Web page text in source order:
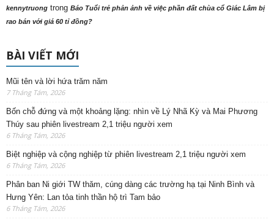
kennytruong trong Báo Tuổi trẻ phản ảnh về việc phần đất chùa cổ Giác Lâm bị
rao bán với giá 60 tỉ đồng?
BÀI VIẾT MỚI
Mũi tên và lời hứa trăm năm
7 Tháng Tám, 2026
Bốn chỗ đứng và một khoảng lặng: nhìn về Lý Nhã Kỳ và Mai Phương
Thúy sau phiên livestream 2,1 triệu người xem
6 Tháng Tám, 2026
Biệt nghiệp và cộng nghiệp từ phiên livestream 2,1 triệu người xem
6 Tháng Tám, 2026
Phân ban Ni giới TW thăm, cúng dàng các trường hạ tại Ninh Bình và
Hưng Yên: Lan tỏa tinh thần hộ trì Tam bảo
6 Tháng Tám, 2026